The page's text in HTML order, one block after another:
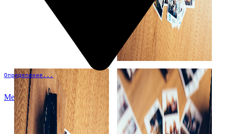
Определение...
Меню